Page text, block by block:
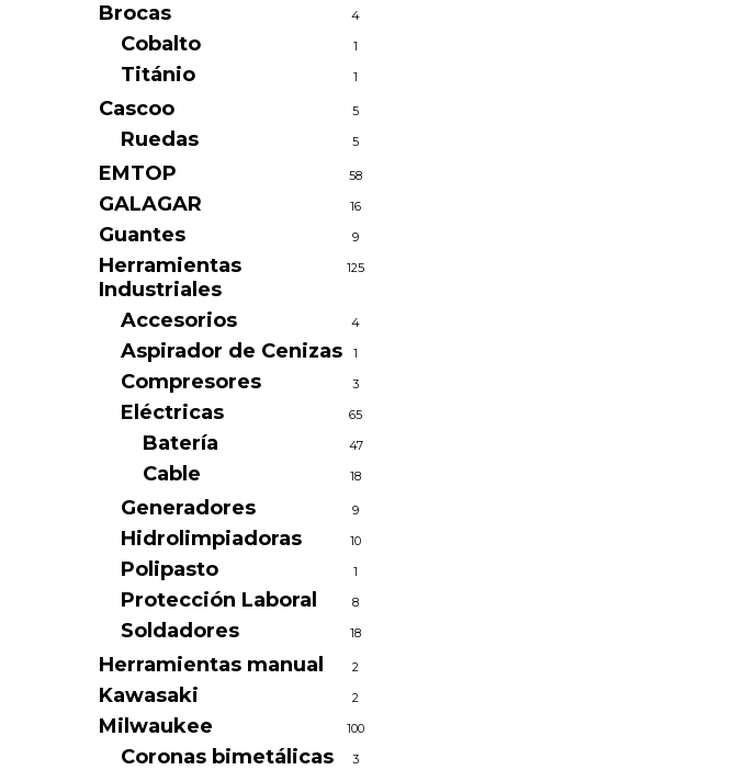
Brocas 4
Cobalto 1
Titánio 1
Cascoo 5
Ruedas 5
EMTOP 58
GALAGAR 16
Guantes 9
Herramientas
Industriales
125
Accesorios 4
Aspirador de Cenizas 1
Compresores 3
Eléctricas 65
Batería 47
Cable 18
Generadores 9
Hidrolimpiadoras 10
Polipasto 1
Protección Laboral 8
Soldadores 18
Herramientas manual 2
Kawasaki 2
Milwaukee 100
Coronas bimetálicas 3